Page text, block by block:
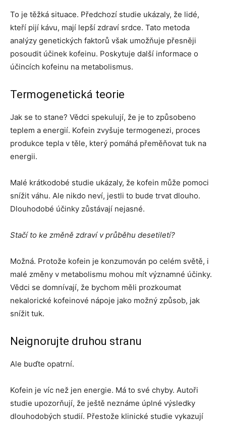
To je těžká situace. Předchozí studie ukázaly, že lidé,
kteří pijí kávu, mají lepší zdraví srdce. Tato metoda
analýzy genetických faktorů však umožňuje přesněji
posoudit účinek kofeinu. Poskytuje další informace o
účincích kofeinu na metabolismus.
Termogenetická teorie
Jak se to stane? Vědci spekulují, že je to způsobeno
teplem a energií. Kofein zvyšuje termogenezi, proces
produkce tepla v těle, který pomáhá přeměňovat tuk na
energii.
Malé krátkodobé studie ukázaly, že kofein může pomoci
snížit váhu. Ale nikdo neví, jestli to bude trvat dlouho.
Dlouhodobé účinky zůstávají nejasné.
Stačí to ke změně zdraví v průběhu desetiletí?
Možná. Protože kofein je konzumován po celém světě, i
malé změny v metabolismu mohou mít významné účinky.
Vědci se domnívají, že bychom měli prozkoumat
nekalorické kofeinové nápoje jako možný způsob, jak
snížit tuk.
Neignorujte druhou stranu
Ale buďte opatrní.
Kofein je víc než jen energie. Má to své chyby. Autoři
studie upozorňují, že ještě neznáme úplné výsledky
dlouhodobých studií. Přestože klinické studie vykazují